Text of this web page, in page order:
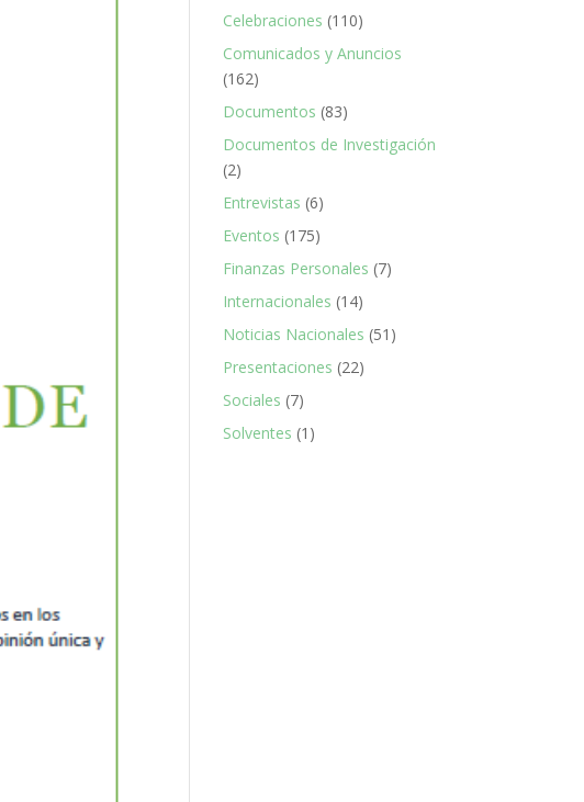
Celebraciones (110)
Comunicados y Anuncios
(162)
Documentos (83)
Documentos de Investigación
(2)
Entrevistas (6)
Eventos (175)
Finanzas Personales (7)
Internacionales (14)
Noticias Nacionales (51)
Presentaciones (22)
Sociales (7)
Solventes (1)